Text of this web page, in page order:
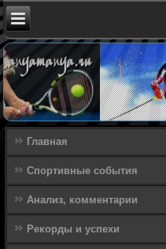
Главная
Спортивные события
Анализ, комментарии
Рекорды и успехи